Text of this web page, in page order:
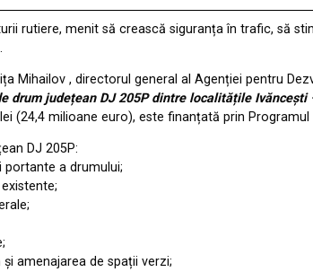
rutiere, menit să crească siguranța în trafic, să
Mihailov , directorul general al Agenției pentru
drum județean DJ 205P dintre localitățile
(24,4 milioane euro), este finanțată prin Programul
DJ 205P:
portante a drumului;
amenajarea de spații verzi;